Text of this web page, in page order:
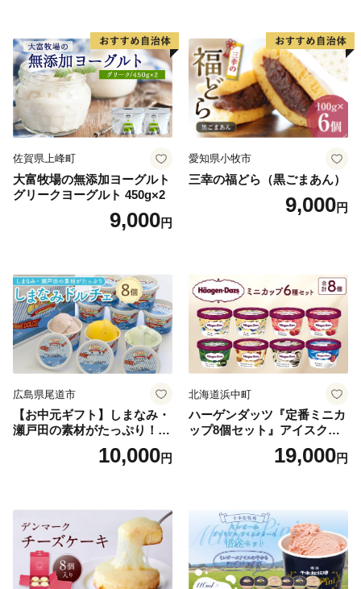
子 菓子 F4N-2298
佐賀県上峰町
大富牧場の無添加ヨーグルト
グリークヨーグルト 450g×2
9,000円
愛知県小牧市
三幸の福どら（黒ごまあん）
9,000円
広島県尾道市
【お中元ギフト】しまなみ・
瀬戸田の素材がたっぷり！ジ
10,000円
北海道浜中町
ハーゲンダッツ『定番ミニカ
ップ8個セット』アイスクリ
ーム アイス スイーツ デザー
19,000円